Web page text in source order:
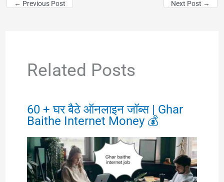
← Previous Post Next Post →
Related Posts
60 + घर बैठे ऑनलाइन जॉब्स | Ghar
Baithe Internet Money 💰